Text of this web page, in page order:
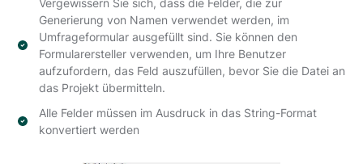
Vergewissern Sie sich, dass die Felder, die zur
Generierung von Namen verwendet werden, im
Umfrageformular ausgefüllt sind. Sie können den
Formularersteller verwenden, um Ihre Benutzer
aufzufordern, das Feld auszufüllen, bevor Sie die Datei an
das Projekt übermitteln.
Alle Felder müssen im Ausdruck in das String-Format
konvertiert werden